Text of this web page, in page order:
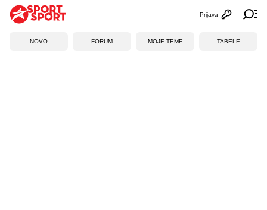
Otvori
Prijava
NOVO FORUM MOJE TEME TABELE